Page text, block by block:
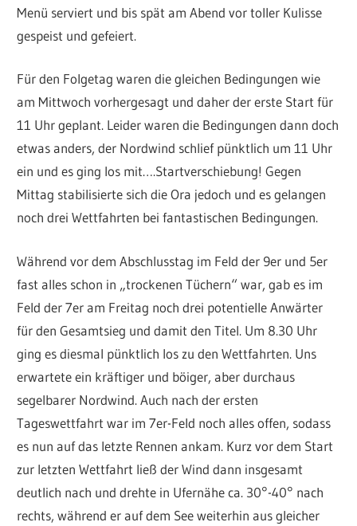
Menü serviert und bis spät am Abend vor toller Kulisse
gespeist und gefeiert.
Für den Folgetag waren die gleichen Bedingungen wie
am Mittwoch vorhergesagt und daher der erste Start für
11 Uhr geplant. Leider waren die Bedingungen dann doch
etwas anders, der Nordwind schlief pünktlich um 11 Uhr
ein und es ging los mit….Startverschiebung! Gegen
Mittag stabilisierte sich die Ora jedoch und es gelangen
noch drei Wettfahrten bei fantastischen Bedingungen.
Während vor dem Abschlusstag im Feld der 9er und 5er
fast alles schon in „trockenen Tüchern“ war, gab es im
Feld der 7er am Freitag noch drei potentielle Anwärter
für den Gesamtsieg und damit den Titel. Um 8.30 Uhr
ging es diesmal pünktlich los zu den Wettfahrten. Uns
erwartete ein kräftiger und böiger, aber durchaus
segelbarer Nordwind. Auch nach der ersten
Tageswettfahrt war im 7er-Feld noch alles offen, sodass
es nun auf das letzte Rennen ankam. Kurz vor dem Start
zur letzten Wettfahrt ließ der Wind dann insgesamt
deutlich nach und drehte in Ufernähe ca. 30°-40° nach
rechts, während er auf dem See weiterhin aus gleicher